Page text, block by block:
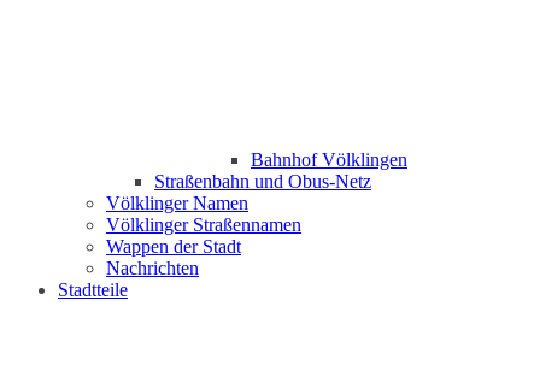
Bahnhof Völklingen
Straßenbahn und Obus-Netz
Völklinger Namen
Völklinger Straßennamen
Wappen der Stadt
Nachrichten
Stadtteile